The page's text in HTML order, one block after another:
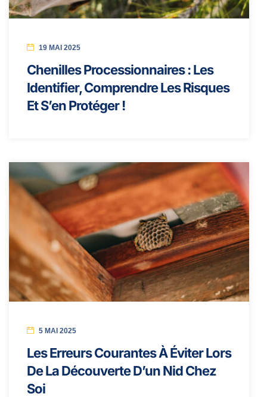
19 MAI 2025
Chenilles Processionnaires : Les
Identifier, Comprendre Les Risques
Et S’en Protéger !
5 MAI 2025
Les Erreurs Courantes À Éviter Lors
De La Découverte D’un Nid Chez
Soi